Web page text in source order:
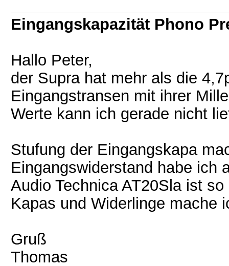
Eingangskapazität Phono
Hallo Peter,
der Supra hat mehr als die
Eingangstransen mit ihrer
Werte kann ich gerade nicht
Stufung der Eingangskapa
Eingangswiderstand habe ich
Audio Technica AT20Sla ist
Kapas und Widerlinge mache
Gruß
Thomas